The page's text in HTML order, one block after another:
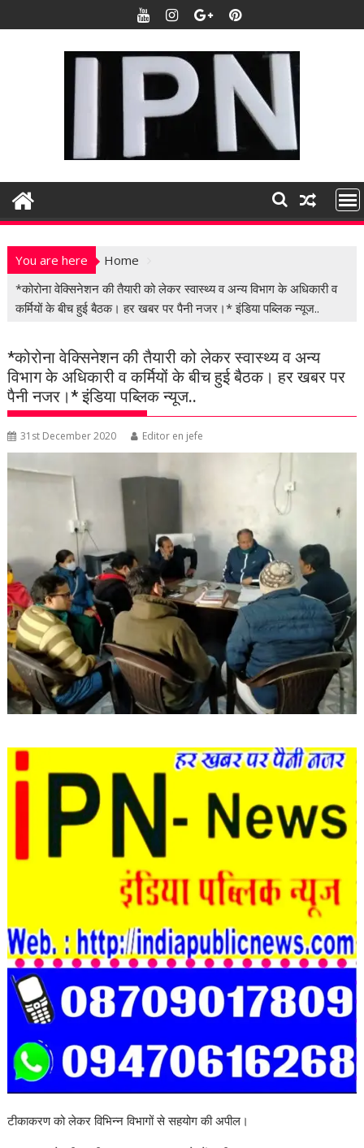
k
t
n
You are here
Home
*कोरोना वेक्सिनेशन की तैयारी को लेकर स्वास्थ्य व अन्य विभाग के अधिकारी व
कर्मियों के बीच हुई बैठक। हर खबर पर पैनी नजर।* इंडिया पब्लिक न्यूज..
*कोरोना वेक्सिनेशन की तैयारी को लेकर स्वास्थ्य व अन्य
विभाग के अधिकारी व कर्मियों के बीच हुई बैठक। हर खबर पर
पैनी नजर।* इंडिया पब्लिक न्यूज..
31st December 2020 Editor en jefe
टीकाकरण को लेकर विभिन्न विभागों से सहयोग की अपील।